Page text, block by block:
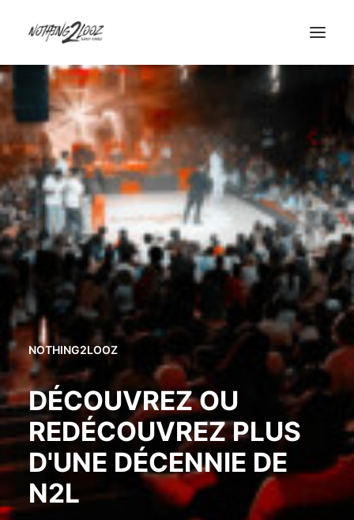
ACCUEIL
LE CONCEPT
GUEST
QUALIFIERS
HISTORY
INFOS/CONTACT
PARTENAIRES
NOTHING2LOOZ
DÉCOUVREZ OU
REDÉCOUVREZ PLUS
D'UNE DÉCENNIE DE
N2L